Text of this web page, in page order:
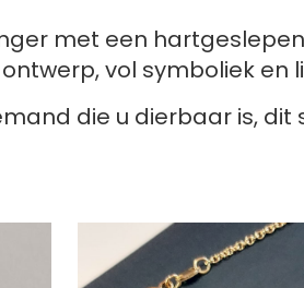
met een
vol symboliek en
die u dierbaar is, dit